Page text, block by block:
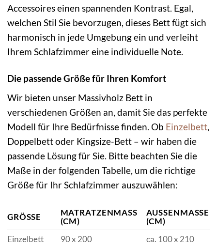
Accessoires einen spannenden Kontrast. Egal,
welchen Stil Sie bevorzugen, dieses Bett fügt sich
harmonisch in jede Umgebung ein und verleiht
Ihrem Schlafzimmer eine individuelle Note.
Die passende Größe für Ihren Komfort
Wir bieten unser Massivholz Bett in
verschiedenen Größen an, damit Sie das perfekte
Modell für Ihre Bedürfnisse finden. Ob Einzelbett,
Doppelbett oder Kingsize-Bett – wir haben die
passende Lösung für Sie. Bitte beachten Sie die
Maße in der folgenden Tabelle, um die richtige
Größe für Ihr Schlafzimmer auszuwählen:
GRÖSSE
MATRATZENMASS (
CM)
AUSSENMASSE (C
M)
Einzelbett
90 x 200
ca. 100 x 210